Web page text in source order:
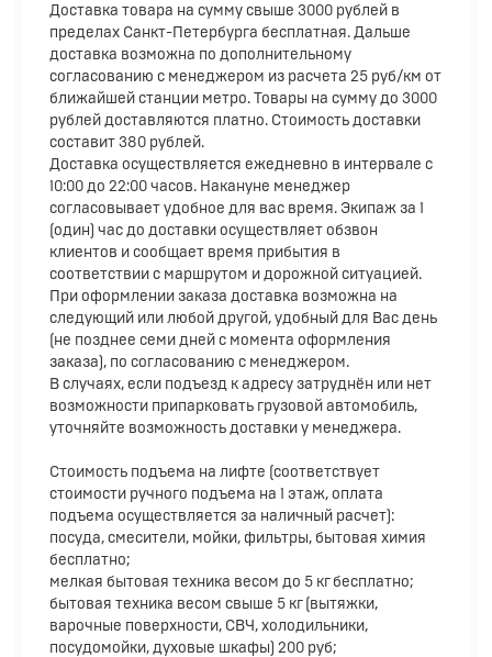
Доставка товара на сумму свыше 3000 рублей в
пределах Санкт-Петербурга бесплатная. Дальше
доставка возможна по дополнительному
согласованию с менеджером из расчета 25 руб/км от
ближайшей станции метро. Товары на сумму до 3000
рублей доставляются платно. Стоимость доставки
составит 380 рублей.
Доставка осуществляется ежедневно в интервале с
10:00 до 22:00 часов. Накануне менеджер
согласовывает удобное для вас время. Экипаж за 1
(один) час до доставки осуществляет обзвон
клиентов и сообщает время прибытия в
соответствии с маршрутом и дорожной ситуацией.
При оформлении заказа доставка возможна на
следующий или любой другой, удобный для Вас день
(не позднее семи дней с момента оформления
заказа), по согласованию с менеджером.
В случаях, если подъезд к адресу затруднён или нет
возможности припарковать грузовой автомобиль,
уточняйте возможность доставки у менеджера.
Стоимость подъема на лифте (соответствует
стоимости ручного подъема на 1 этаж, оплата
подъема осуществляется за наличный расчет):
посуда, смесители, мойки, фильтры, бытовая химия
бесплатно;
мелкая бытовая техника весом до 5 кг бесплатно;
бытовая техника весом свыше 5 кг (вытяжки,
варочные поверхности, СВЧ, холодильники,
посудомойки, духовые шкафы) 200 руб;